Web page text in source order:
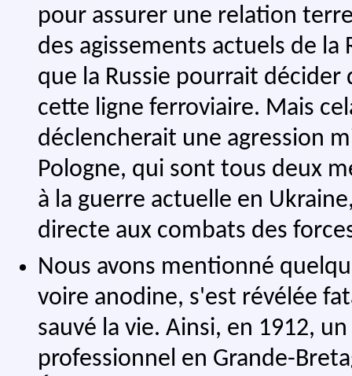
pour assurer une relation
des agissements actuels de
que la Russie pourrait
cette ligne ferroviaire. Mais
déclencherait une agression
Pologne, qui sont tous deux
à la guerre actuelle en
directe aux combats des
Nous avons mentionné
voire anodine, s'est révélée
sauvé la vie. Ainsi, en 1912,
professionnel en Grande-